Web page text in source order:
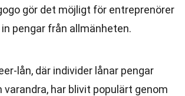
gör det möjligt för entreprenörer
pengar från allmänheten.
lån, där individer lånar pengar
varandra, har blivit populärt genom